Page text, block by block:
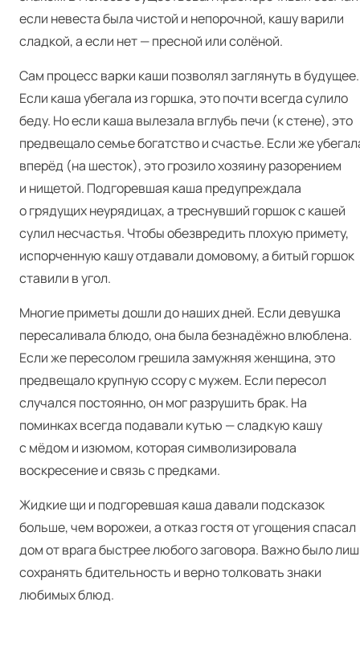
если невеста была чистой и непорочной, кашу варили
сладкой, а если нет — пресной или солёной.
Сам процесс варки каши позволял заглянуть в будущее.
Если каша убегала из горшка, это почти всегда сулило
беду. Но если каша вылезала вглубь печи (к стене), это
предвещало семье богатство и счастье. Если же
вперёд (на шесток), это грозило хозяину разорением
и нищетой. Подгоревшая каша предупреждала
о грядущих неурядицах, а треснувший горшок с кашей
сулил несчастья. Чтобы обезвредить плохую примету,
испорченную кашу отдавали домовому, а битый горшок
ставили в угол.
Многие приметы дошли до наших дней. Если девушка
пересаливала блюдо, она была безнадёжно влюблена.
Если же пересолом грешила замужняя женщина, это
предвещало крупную ссору с мужем. Если пересол
случался постоянно, он мог разрушить брак. На
поминках всегда подавали кутью — сладкую кашу
с мёдом и изюмом, которая символизировала
воскресение и связь с предками.
Жидкие щи и подгоревшая каша давали подсказок
больше, чем ворожеи, а отказ гостя от угощения спасал
дом от врага быстрее любого заговора. Важно было
сохранять бдительность и верно толковать знаки
любимых блюд.